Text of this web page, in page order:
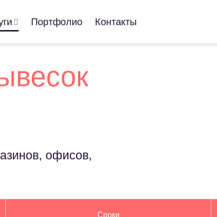
Портфолио Контакты
офисов,
Сроки